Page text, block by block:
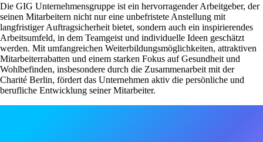
Die GIG Unternehmensgruppe ist ein hervorragender Arbeitgeber, der
seinen Mitarbeitern nicht nur eine unbefristete Anstellung mit
langfristiger Auftragsicherheit bietet, sondern auch ein inspirierendes
Arbeitsumfeld, in dem Teamgeist und individuelle Ideen geschätzt
werden. Mit umfangreichen Weiterbildungsmöglichkeiten, attraktiven
Mitarbeiterrabatten und einem starken Fokus auf Gesundheit und
Wohlbefinden, insbesondere durch die Zusammenarbeit mit der
Charité Berlin, fördert das Unternehmen aktiv die persönliche und
berufliche Entwicklung seiner Mitarbeiter.